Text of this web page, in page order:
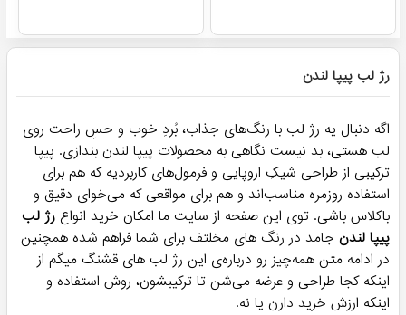
رژ لب پیپا لندن
اگه دنبال یه رژ لب با رنگ‌های جذاب، بُردِ خوب و حسِ راحت روی
لب هستی، بد نیست نگاهی به محصولات پیپا لندن بندازی. پیپا
ترکیبی از طراحی شیکِ اروپایی و فرمول‌های کاربردیه که هم برای
استفاده روزمره مناسب‌اند و هم برای مواقعی که می‌خوای دقیق و
باکلاس باشی. توی این صفحه از سایت ما امکان خرید انواع رژ لب
پیپا لندن جامد در رنگ های مخلتف برای شما فراهم شده همچنین
در ادامه متن همه‌چیز رو درباره‌ی این رژ لب های قشنگ میگم از
اینکه کجا طراحی و عرضه می‌شن تا ترکیبشون، روش استفاده و
اینکه ارزش خرید دارن یا نه.